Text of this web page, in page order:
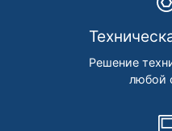
Решение
любой